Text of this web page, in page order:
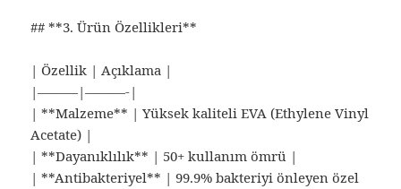
## **3. Ürün Özellikleri**
| Özellik | Açıklama |
|———|———-|
| **Malzeme** | Yüksek kaliteli EVA (Ethylene Vinyl
Acetate) |
| **Dayanıklılık** | 50+ kullanım ömrü |
| **Antibakteriyel** | 99.9% bakteriyi önleyen özel